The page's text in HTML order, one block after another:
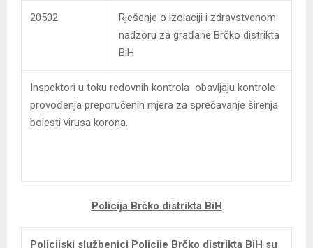
20502
Rješenje o izolaciji i zdravstvenom
nadzoru za građane Brčko distrikta
BiH
Inspektori u toku redovnih kontrola obavljaju kontrole
provođenja preporučenih mjera za sprečavanje širenja
bolesti virusa korona.
Policija Brčko distrikta BiH
Policijski službenici Policije Brčko distrikta BiH su